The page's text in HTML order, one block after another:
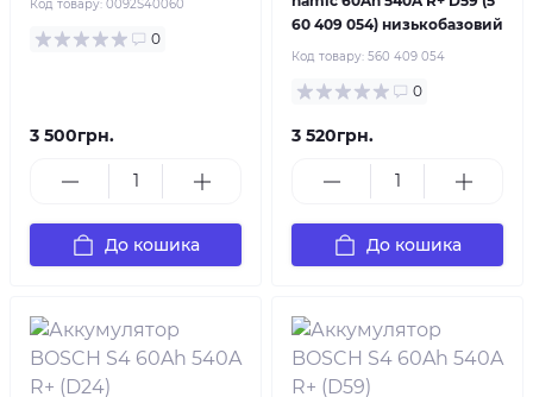
Код товару: 0092S40060
0
3 500грн.
До кошика
60 409 054) низькобазовий
Код товару: 560 409 054
0
3 520грн.
До кошика